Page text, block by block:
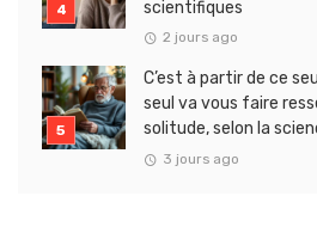
scientifiques
2 jours ago
C’est à partir de ce
seul va vous faire
solitude, selon la
3 jours ago